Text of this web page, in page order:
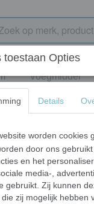
Voegmiddel
toestaan Opties
Details
worden cookies
door ons
en het
media-,
gebruikt. Zij kunnen
zij mogelijk hebben